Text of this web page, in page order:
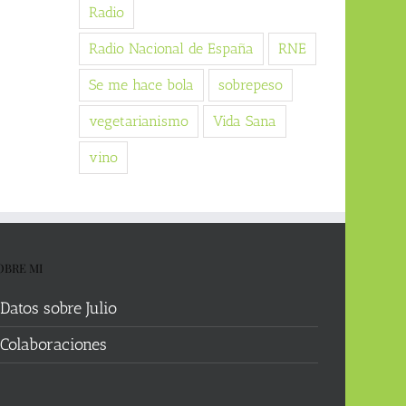
Radio
Radio Nacional de España RNE
Se me hace bola sobrepeso
vegetarianismo Vida Sana
vino
MI
Datos sobre Julio
Colaboraciones